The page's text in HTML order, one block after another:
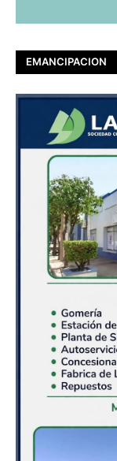
EMANCIPACION